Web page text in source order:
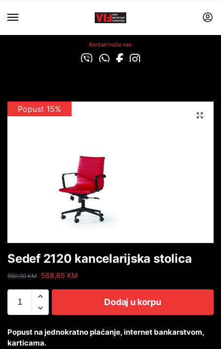
Kontaktirajte nas
Popust 15%
Sedef 2120 kancelarijska stolica
669,00KM 568,65 KM
Dodaj u korpu
Popust na jednokratno plaćanje, internet bankarstvom,
karticama.